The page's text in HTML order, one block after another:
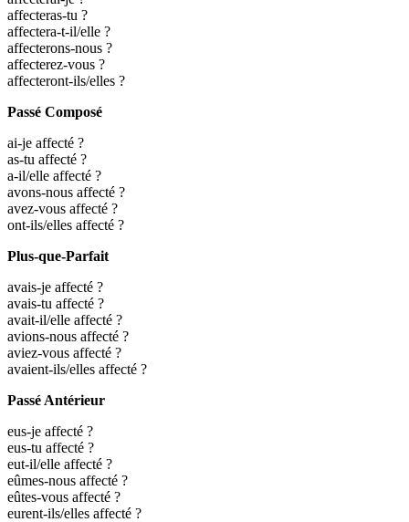
affecteras-tu ?
affectera-t-il/elle ?
affecterons-nous ?
affecterez-vous ?
affecteront-ils/elles ?
Passé Composé
ai-je affecté ?
as-tu affecté ?
a-il/elle affecté ?
avons-nous affecté ?
avez-vous affecté ?
ont-ils/elles affecté ?
Plus-que-Parfait
avais-je affecté ?
avais-tu affecté ?
avait-il/elle affecté ?
avions-nous affecté ?
aviez-vous affecté ?
avaient-ils/elles affecté ?
Passé Antérieur
eus-je affecté ?
eus-tu affecté ?
eut-il/elle affecté ?
eûmes-nous affecté ?
eûtes-vous affecté ?
eurent-ils/elles affecté ?